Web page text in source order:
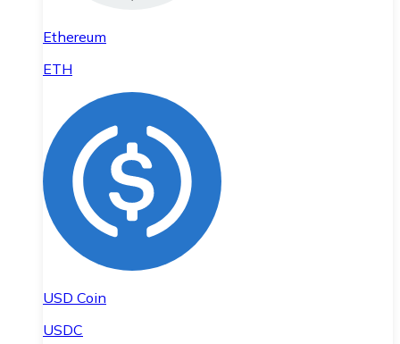
Ethereum
ETH
USD Coin
USDC